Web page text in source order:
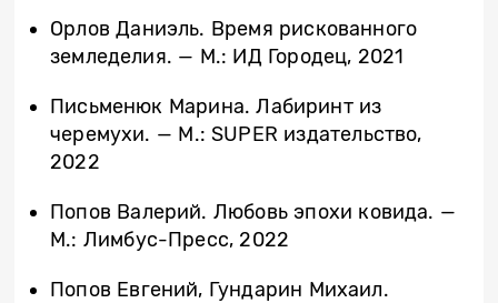
Орлов Даниэль. Время рискованного
земледелия. — М.: ИД Городец, 2021
Письменюк Марина. Лабиринт из
черемухи. — М.: SUPER издательство,
2022
Попов Валерий. Любовь эпохи ковида. —
М.: Лимбус-Пресс, 2022
Попов Евгений, Гундарин Михаил.